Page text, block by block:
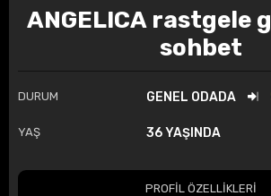
ANGELICA rastgele
sohbet
DURUM GENEL ODADA
YAŞ 36 YAŞINDA
PROFİL ÖZELLİKLERİ